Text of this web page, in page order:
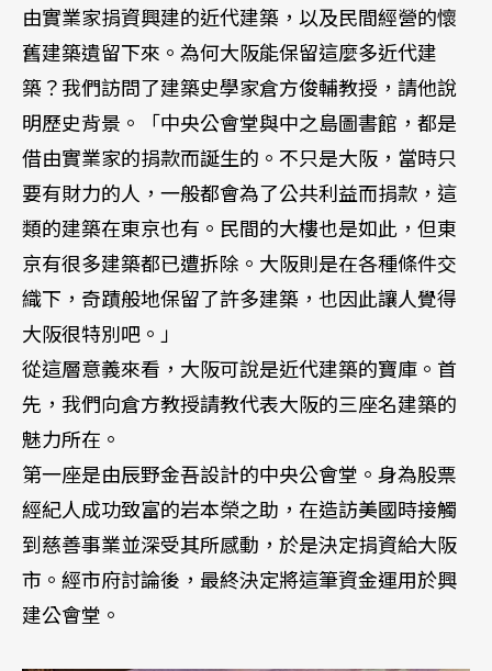
由實業家捐資興建的近代建築，以及民間經營的懷
舊建築遺留下來。為何大阪能保留這麼多近代建
築？我們訪問了建築史學家倉方俊輔教授，請他說
明歷史背景。「中央公會堂與中之島圖書館，都是
借由實業家的捐款而誕生的。不只是大阪，當時只
要有財力的人，一般都會為了公共利益而捐款，這
類的建築在東京也有。民間的大樓也是如此，但東
京有很多建築都已遭拆除。大阪則是在各種條件交
織下，奇蹟般地保留了許多建築，也因此讓人覺得
大阪很特別吧。」
從這層意義來看，大阪可說是近代建築的寶庫。首
先，我們向倉方教授請教代表大阪的三座名建築的
魅力所在。
第一座是由辰野金吾設計的中央公會堂。身為股票
經紀人成功致富的岩本榮之助，在造訪美國時接觸
到慈善事業並深受其所感動，於是決定捐資給大阪
市。經市府討論後，最終決定將這筆資金運用於興
建公會堂。